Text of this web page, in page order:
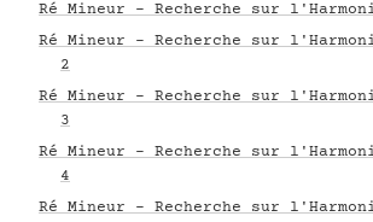
Ré Mineur - Recherche sur
Ré Mineur - Recherche sur
2
Ré Mineur - Recherche sur
3
Ré Mineur - Recherche sur
4
Ré Mineur - Recherche sur